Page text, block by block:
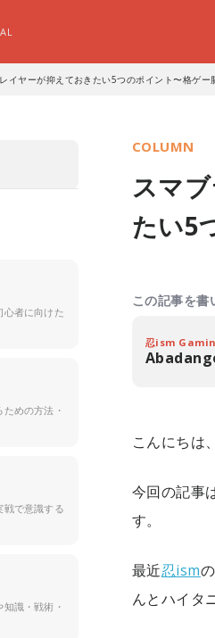
イヤーが抑えておきたい5つのポイント〜格ゲー
COLUMN
スマ
たい5
この記事を書
忍ism
こんにちは
今回の記事
す。
最近忍ism
んとハイタ
心者に向けた
めの方法・
戦で意識する
識・戦術・